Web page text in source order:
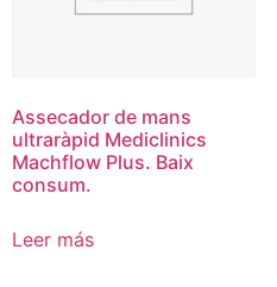
Assecador de mans
ultraràpid Mediclinics
Machflow Plus. Baix
consum.
Leer más